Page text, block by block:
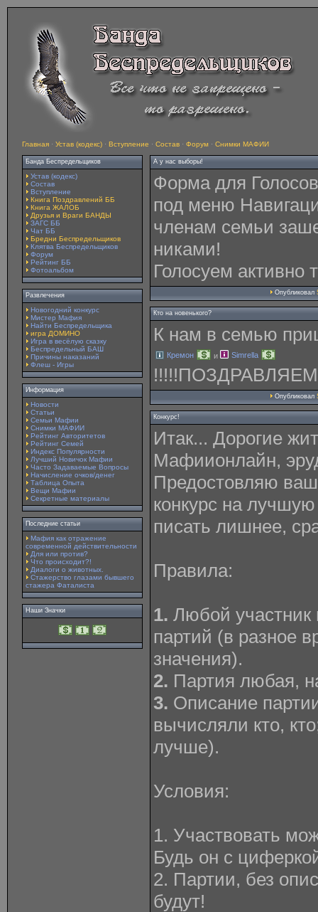
Главная · Устав (кодекс) · Вступление · Состав · Форум · Снимки МАФИИ
Банда Беспредельщиков
Устав (кодекс)
Состав
Вступление
Книга Поздравлений ББ
Книга ЖАЛОБ
Друзья и Враги БАНДЫ
ЗАГС ББ
Чат ББ
Бредни Беспредельщиков
Клятва Беспредельщиков
Форум
Рейтинг ББ
Фотоальбом
Развлечения
Новогодний конкурс
Мистер Мафия
Найти Беспредельщика
игра ДОМИНО
Игра в весёлую сказку
Беспредельный БАШ
Причины наказаний
Флеш - Игры
Информация
Новости
Статьи
Семьи Мафии
Снимки МАФИИ
Рейтинг Авторитетов
Рейтинг Семей
Индекс Популярности
Лучший Новичок Мафии
Часто Задаваемые Вопросы
Начисление очков/денег
Таблица Опыта
Вещи Мафии
Секретные материалы
Последние статьи
Мафия как отражение
современной действительности
Для или против?
Что происходит?!
Диалоги о животных.
Стажерство глазами бывшего
стажера Фаталиста
Наши Значки
А у нас выборы!
Форма для
под меню
членам семьи
никами!
Голосуем активно
Опубликовал
Кто на новенького?
К нам в семью
Кремон и Simrella
Опубликовал
Конкурс!
Итак... Дорогие
Мафиионлайн,
Предостовляю
конкурс на
писать лишнее,
Правила:
1. Любой участник
партий (в разное
значения).
2. Партия любая,
3. Описание
вычисляли кто,
лучше).
Условия:
1. Участвовать
Будь он с
2. Партии, без
будут!